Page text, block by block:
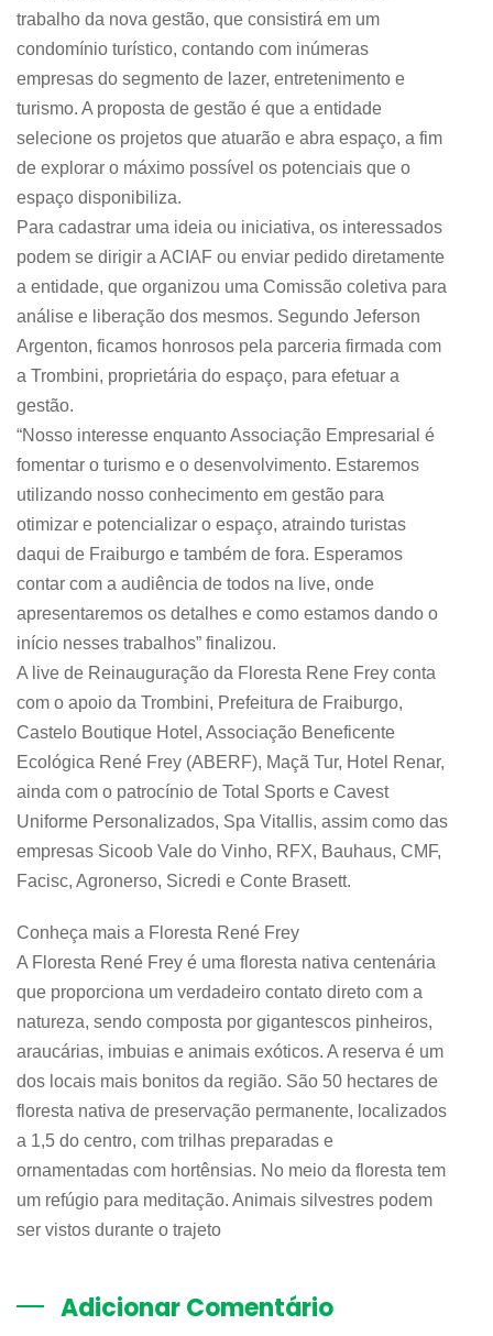
trabalho da nova gestão, que consistirá em um
condomínio turístico, contando com inúmeras
empresas do segmento de lazer, entretenimento e
turismo. A proposta de gestão é que a entidade
selecione os projetos que atuarão e abra espaço, a fim
de explorar o máximo possível os potenciais que o
espaço disponibiliza.
Para cadastrar uma ideia ou iniciativa, os interessados
podem se dirigir a ACIAF ou enviar pedido diretamente
a entidade, que organizou uma Comissão coletiva para
análise e liberação dos mesmos. Segundo Jeferson
Argenton, ficamos honrosos pela parceria firmada com
a Trombini, proprietária do espaço, para efetuar a
gestão.
“Nosso interesse enquanto Associação Empresarial é
fomentar o turismo e o desenvolvimento. Estaremos
utilizando nosso conhecimento em gestão para
otimizar e potencializar o espaço, atraindo turistas
daqui de Fraiburgo e também de fora. Esperamos
contar com a audiência de todos na live, onde
apresentaremos os detalhes e como estamos dando o
início nesses trabalhos” finalizou.
A live de Reinauguração da Floresta Rene Frey conta
com o apoio da Trombini, Prefeitura de Fraiburgo,
Castelo Boutique Hotel, Associação Beneficente
Ecológica René Frey (ABERF), Maçã Tur, Hotel Renar,
ainda com o patrocínio de Total Sports e Cavest
Uniforme Personalizados, Spa Vitallis, assim como das
empresas Sicoob Vale do Vinho, RFX, Bauhaus, CMF,
Facisc, Agronerso, Sicredi e Conte Brasett.
Conheça mais a Floresta René Frey
A Floresta René Frey é uma floresta nativa centenária
que proporciona um verdadeiro contato direto com a
natureza, sendo composta por gigantescos pinheiros,
araucárias, imbuias e animais exóticos. A reserva é um
dos locais mais bonitos da região. São 50 hectares de
floresta nativa de preservação permanente, localizados
a 1,5 do centro, com trilhas preparadas e
ornamentadas com hortênsias. No meio da floresta tem
um refúgio para meditação. Animais silvestres podem
ser vistos durante o trajeto
Adicionar Comentário